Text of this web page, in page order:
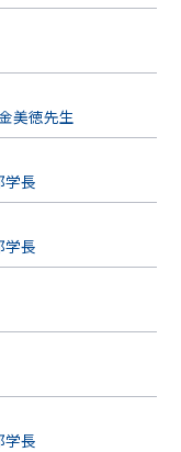
美徳先生
学長
学長
学長